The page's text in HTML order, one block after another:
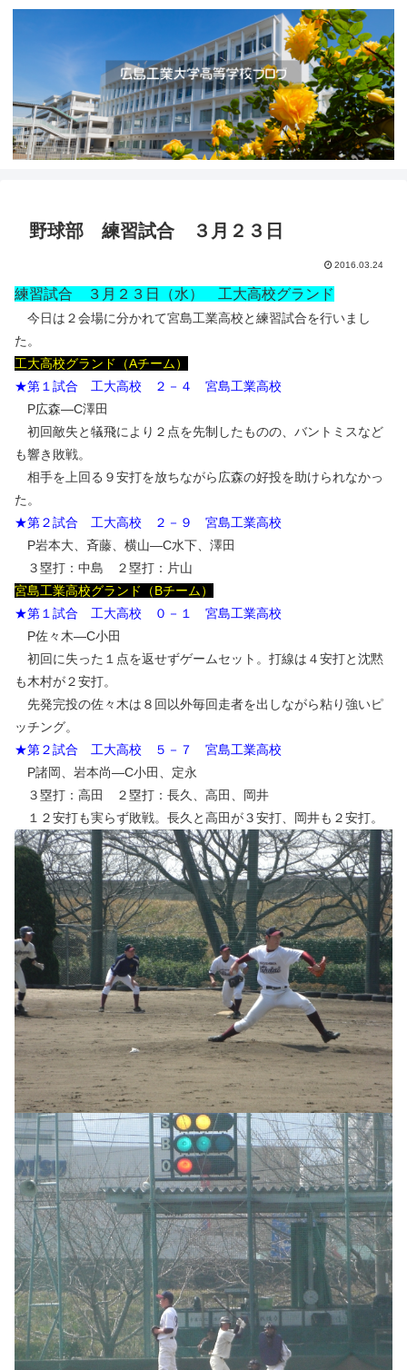
野球部 練習試合 ３月２３日
2016.03.24
練習試合 ３月２３日（水） 工大高校グランド
今日は２会場に分かれて宮島工業高校と練習試合を行いまし
た。
工大高校グランド（Aチーム）
★第１試合 工大高校 ２－４ 宮島工業高校
P広森―C澤田
初回敵失と犠飛により２点を先制したものの、バントミスなど
も響き敗戦。
相手を上回る９安打を放ちながら広森の好投を助けられなかっ
た。
★第２試合 工大高校 ２－９ 宮島工業高校
P岩本大、斉藤、横山―C水下、澤田
３塁打：中島 ２塁打：片山
宮島工業高校グランド（Bチーム）
★第１試合 工大高校 ０－１ 宮島工業高校
P佐々木―C小田
初回に失った１点を返せずゲームセット。打線は４安打と沈黙
も木村が２安打。
先発完投の佐々木は８回以外毎回走者を出しながら粘り強いピ
ッチング。
★第２試合 工大高校 ５－７ 宮島工業高校
P諸岡、岩本尚―C小田、定永
３塁打：高田 ２塁打：長久、高田、岡井
１２安打も実らず敗戦。長久と高田が３安打、岡井も２安打。